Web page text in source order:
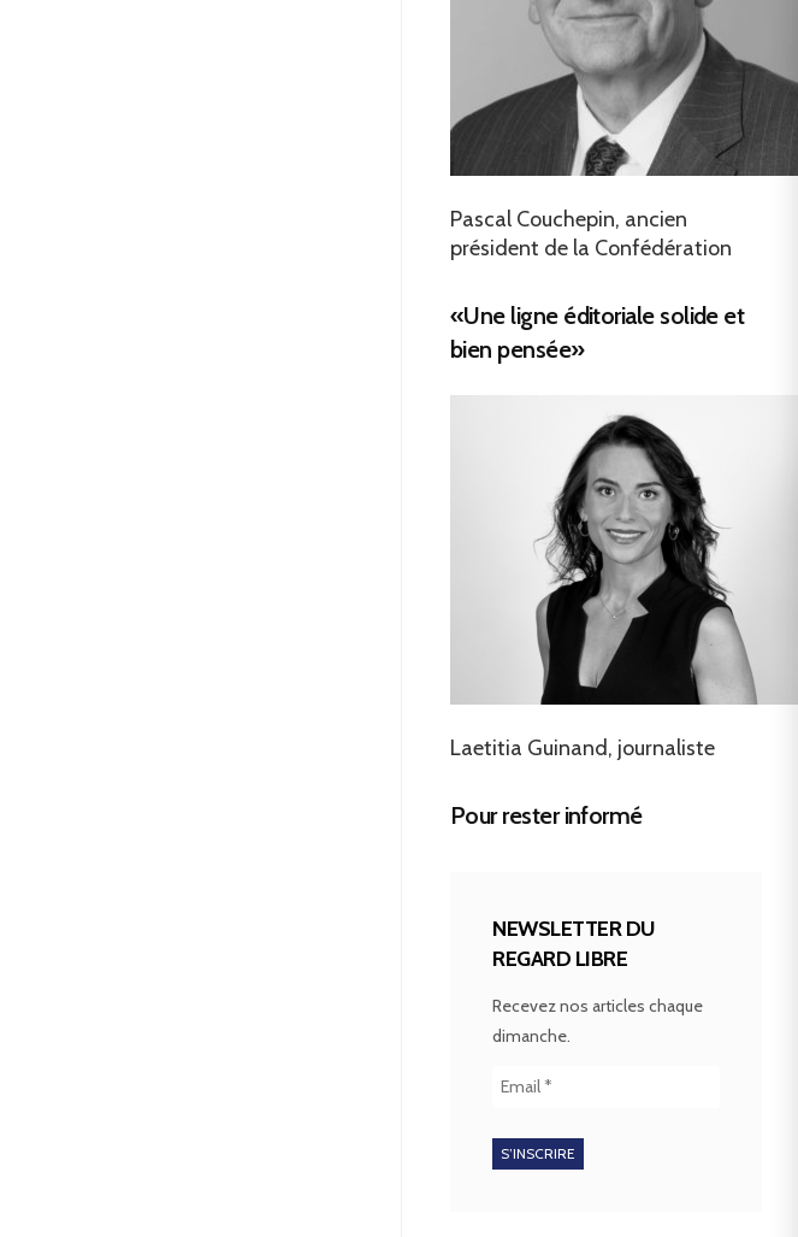
Pascal Couchepin, ancien
président de la Confédération
«Une ligne éditoriale solide et
bien pensée»
Laetitia Guinand, journaliste
Pour rester informé
NEWSLETTER DU
REGARD LIBRE
Recevez nos articles chaque
dimanche.